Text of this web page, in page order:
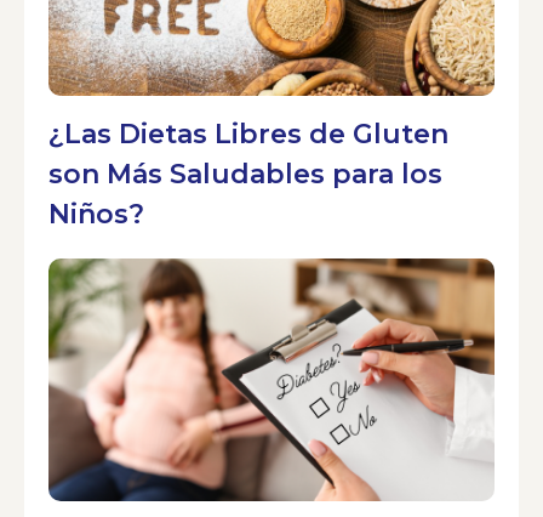
¿Las Dietas Libres de Gluten
son Más Saludables para los
Niños?